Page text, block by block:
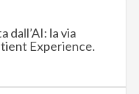
dall’AI: la via
Experience.